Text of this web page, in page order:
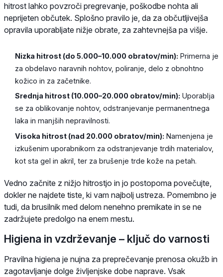
hitrost lahko povzroči pregrevanje, poškodbe nohta ali
neprijeten občutek. Splošno pravilo je, da za občutljivejša
opravila uporabljate nižje obrate, za zahtevnejša pa višje.
Nizka hitrost (do 5.000–10.000 obratov/min): Primerna je
za obdelavo naravnih nohtov, poliranje, delo z obnohtno
kožico in za začetnike.
Srednja hitrost (10.000–20.000 obratov/min): Uporablja
se za oblikovanje nohtov, odstranjevanje permanentnega
laka in manjših nepravilnosti.
Visoka hitrost (nad 20.000 obratov/min): Namenjena je
izkušenim uporabnikom za odstranjevanje trdih materialov,
kot sta gel in akril, ter za brušenje trde kože na petah.
Vedno začnite z nižjo hitrostjo in jo postopoma povečujte,
dokler ne najdete tiste, ki vam najbolj ustreza. Pomembno je
tudi, da brusilnik med delom nenehno premikate in se ne
zadržujete predolgo na enem mestu.
Higiena in vzdrževanje – ključ do varnosti
Pravilna higiena je nujna za preprečevanje prenosa okužb in
zagotavljanje dolge življenjske dobe naprave. Vsak